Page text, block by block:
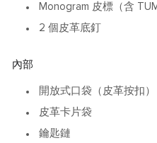
Monogram 皮標（含
2 個皮革底釘
內部
開放式口袋（皮革按扣）
皮革卡片袋
鑰匙鏈